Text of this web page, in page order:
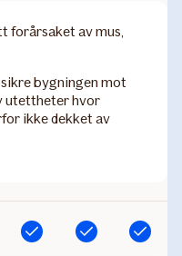
forårsaket av mus,
bygningen mot
utettheter hvor
ikke dekket av
Inkludert Inkludert Inkludert